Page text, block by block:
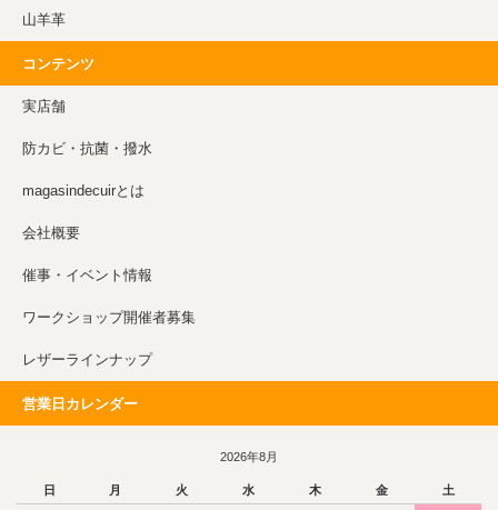
山羊革
コンテンツ
実店舗
防カビ・抗菌・撥水
magasindecuirとは
会社概要
催事・イベント情報
ワークショップ開催者募集
レザーラインナップ
営業日カレンダー
2026年8月
日 月 火 水 木 金 土